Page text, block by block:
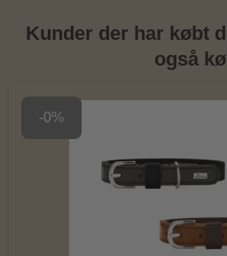
Kunder der har købt
også
-0%